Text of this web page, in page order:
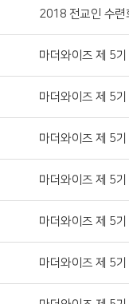
2018 전교인 수련
마더와이즈 제 5
마더와이즈 제 5
마더와이즈 제 5
마더와이즈 제 5
마더와이즈 제 5
마더와이즈 제 5